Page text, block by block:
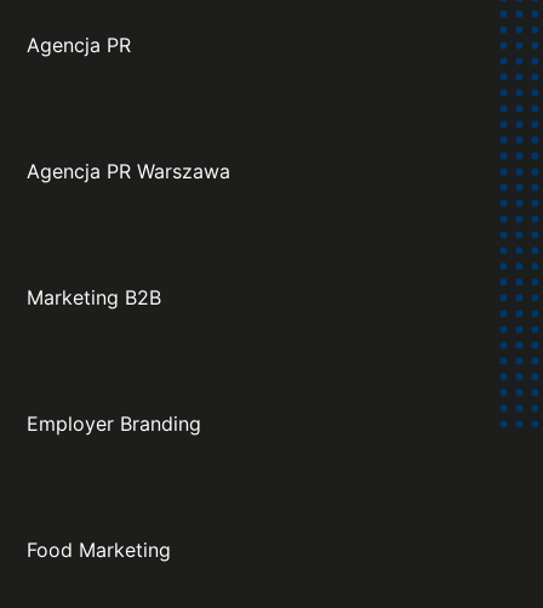
Agencja PR
Agencja PR Warszawa
Marketing B2B
Employer Branding
Food Marketing